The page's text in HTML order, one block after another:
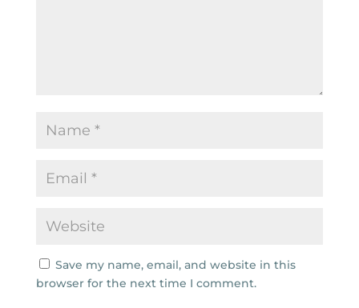
Save my name, email, and website in this
browser for the next time I comment.